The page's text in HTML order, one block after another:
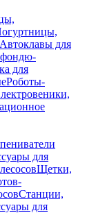
Автоклавы для
для
Роботы-
для
Щетки,
Станции,
для